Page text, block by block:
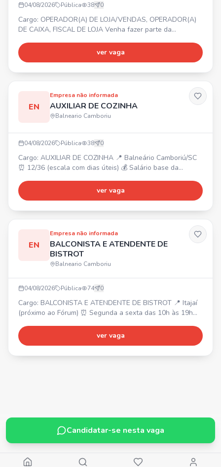
04/08/2026 Pública 38 0
Cargo: OPERADOR(A) DE LOJA/VENDAS, OPERADOR(A)
DE CAIXA, FISCAL DE LOJA Venha fazer parte da
Balneário Camboriú/SC. Requisitos: gostar de atender
pessoas, ter energia e responsabilidade. 💰 Oferecemos:
ver vaga
EN
Empresa não informada
AUXILIAR DE COZINHA
Balneario Camboriu
04/08/2026 Pública 38 0
Cargo: AUXILIAR DE COZINHA 📍 Balneário Camboriú/SC
⏰ 12/36 (escala com dias úteis) 💰 Salário base da
Venha fazer parte do nosso time!
ver vaga
EN
Empresa não informada
BALCONISTA E ATENDENTE DE
BISTROT
Balneario Camboriu
04/08/2026 Pública 74 0
Cargo: BALCONISTA E ATENDENTE DE BISTROT 📍 Itajaí
(próximo ao Fórum) ⏰ Segunda a sexta das 10h às 19h
inicial: R$ 2.550,00 (após 3 meses: R$ 2.756,00).
Requisitos: Ensino médio completo, facilidade para
ver vaga
Candidatar-se nesta vaga